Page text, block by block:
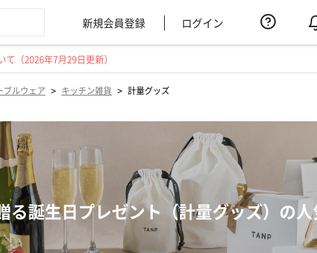
新規会員登録 ログイン
（2026年7月29日更新）
ブルウェア > キッチン雑貨 > 計量グッズ
る誕生日プレゼント（計量グッズ）の